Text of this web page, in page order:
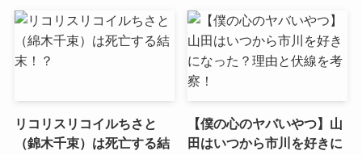
リコリスリコイルちさと
（錦木千束）は死亡する結
【僕の心のヤバいやつ】山
田はいつから市川を好きに